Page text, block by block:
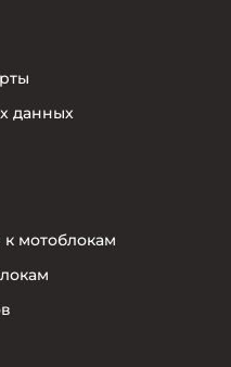
данных
мотоблокам